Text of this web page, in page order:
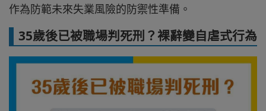
作為防範未來失業風險的防禦性準備。
35歲後已被職場判死刑？裸辭變自虐式行為